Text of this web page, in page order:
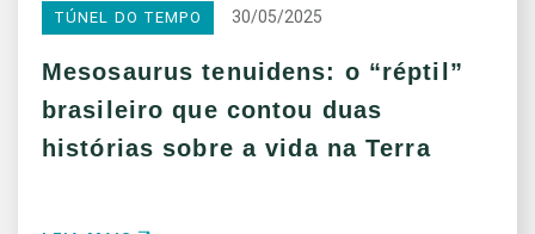
TÚNEL DO TEMPO 30/05/2025
Mesosaurus tenuidens: o “réptil”
brasileiro que contou duas
histórias sobre a vida na Terra